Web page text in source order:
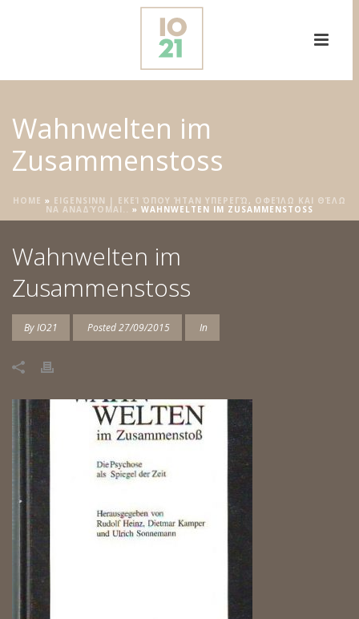
Wahnwelten im
Zusammenstoss
HOME » EIGENSINN | ΕΚΕΊ ΌΠΟΥ ΉΤΑΝ ΥΠΕΡΕΓΏ, ΟΦΕΊΛΩ ΚΑΙ ΘΈΛΩ
ΝΑ ΑΝΑΔΎΟΜΑΙ.. » WAHNWELTEN IM ZUSAMMENSTOSS
Wahnwelten im
Zusammenstoss
ByIO21 Posted27/09/2015 In